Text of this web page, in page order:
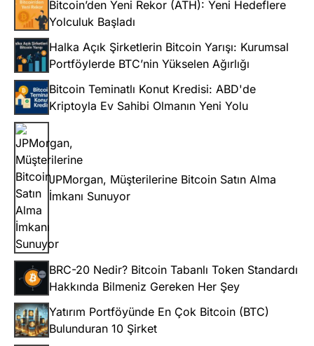
Bitcoin’den Yeni Rekor (ATH): Yeni Hedeflere
Yolculuk Başladı
Halka Açık Şirketlerin Bitcoin Yarışı: Kurumsal
Portföylerde BTC’nin Yükselen Ağırlığı
Bitcoin Teminatlı Konut Kredisi: ABD'de
Kriptoyla Ev Sahibi Olmanın Yeni Yolu
JPMorgan, Müşterilerine Bitcoin Satın Alma
İmkanı Sunuyor
BRC-20 Nedir? Bitcoin Tabanlı Token Standardı
Hakkında Bilmeniz Gereken Her Şey
Yatırım Portföyünde En Çok Bitcoin (BTC)
Bulunduran 10 Şirket